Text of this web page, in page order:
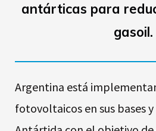
antárticas para
gasoil.
Argentina está
fotovoltaicos en sus bases